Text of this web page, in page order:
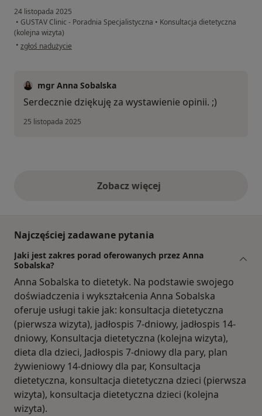
24 listopada 2025
• GUSTAV Clinic - Poradnia Specjalistyczna • Konsultacja dietetyczna
(kolejna wizyta)
• w opinii użytkownika Aneta
zgłoś nadużycie
mgr Anna Sobalska
Serdecznie dziękuję za wystawienie opinii. ;)
25 listopada 2025
Zobacz więcejopinie powyżej
Najczęściej zadawane pytania
Jaki jest zakres porad oferowanych przez Anna
Sobalska?
Anna Sobalska to dietetyk. Na podstawie swojego
doświadczenia i wykształcenia Anna Sobalska
oferuje usługi takie jak: konsultacja dietetyczna
(pierwsza wizyta), jadłospis 7-dniowy, jadłospis 14-
dniowy, Konsultacja dietetyczna (kolejna wizyta),
dieta dla dzieci, Jadłospis 7-dniowy dla pary, plan
żywieniowy 14-dniowy dla par, Konsultacja
dietetyczna, konsultacja dietetyczna dzieci (pierwsza
wizyta), konsultacja dietetyczna dzieci (kolejna
wizyta).